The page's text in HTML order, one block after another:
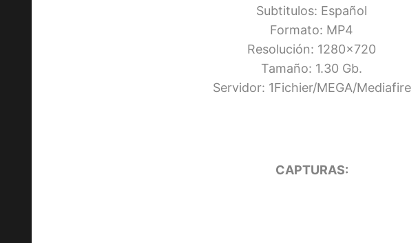
Subtitulos: Español
Formato: MP4
Resolución: 1280×720
Tamaño: 1.30 Gb.
Servidor: 1Fichier/MEGA/Mediafire
CAPTURAS: